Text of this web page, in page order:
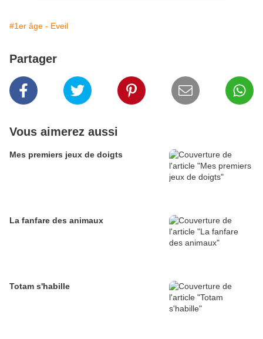
#1er âge - Eveil
Partager
Vous aimerez aussi
Mes premiers jeux de doigts
La fanfare des animaux
Totam s'habille